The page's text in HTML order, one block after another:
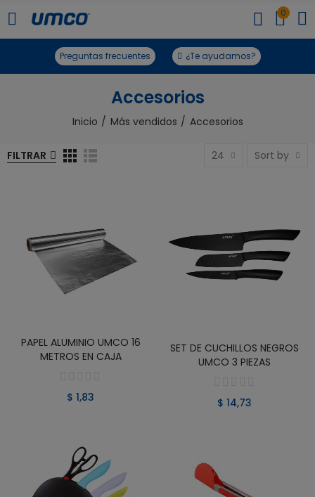
0
Preguntas frecuentes ¿Te ayudamos?
Accesorios
Inicio Más vendidos Accesorios
FILTRAR 24 Sort by
VER PRODUCTO
PAPEL ALUMINIO UMCO 16
METROS EN CAJA
$ 1,83
VER PRODUCTO
SET DE CUCHILLOS NEGROS
UMCO 3 PIEZAS
$ 14,73